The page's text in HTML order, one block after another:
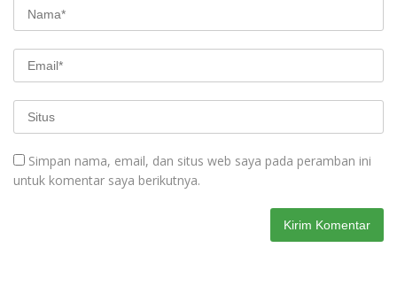
Simpan nama, email, dan situs web saya pada peramban ini
untuk komentar saya berikutnya.